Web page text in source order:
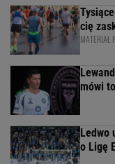
cię
MATERIAŁ
mówi
Ledwo
o Ligę